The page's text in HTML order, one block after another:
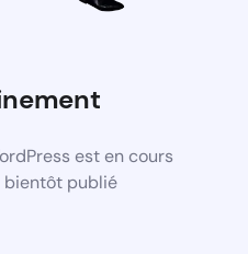
est en cours
bientôt publié